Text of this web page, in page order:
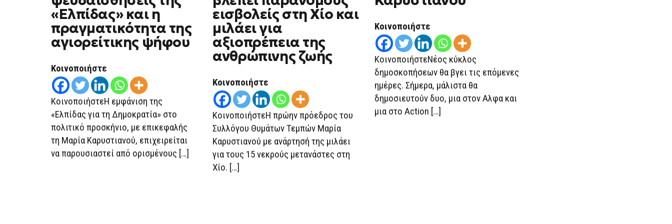
ΤΗΣ
«ΕΛΠΊΔΑΣ»
ΚΑΙ
Η
ΠΡΑΓΜΑΤΙΚΌΤΗΤΑ
ΤΗΣ
ΑΓΙΟΡΕΊΤΙΚΗΣ
«Ελπίδας» και η
πραγματικότητα της
αγιορείτικης ψήφου
Κοινοποιήστε
ΚοινοποιήστεΗ εμφάνιση της
«Ελπίδας για τη Δημοκρατία» στο
πολιτικό προσκήνιο, με επικεφαλής
τη Μαρία Καρυστιανού, επιχειρείται
να παρουσιαστεί από ορισμένους […]
ΠΑΡΆΝΟΜΟΥΣ
ΕΙΣΒΟΛΕΊΣ
ΣΤΗ
ΜΙΛΆΕΙ
ΓΙΑ
ΑΞΙΟΠΡΈΠΕΙΑ
ΤΗΣ
εισβολείς στη Χίο και
μιλάει για
αξιοπρέπεια της
ανθρώπινης ζωής
Κοινοποιήστε
ΚοινοποιήστεΗ πρώην πρόεδρος του
Συλλόγου Θυμάτων Τεμπών Μαρία
Καρυστιανού με ανάρτησή της μιλάει
για τους 15 νεκρούς μετανάστες στη
Χίο. […]
Κοινοποιήστε
ΚοινοποιήστεΝέος κύκλος
δημοσκοπήσεων θα βγει τις επόμενες
ημέρες. Σήμερα, μάλιστα θα
δημοσιευτούν δυο, μια στον Αλφα και
μια στο Action […]